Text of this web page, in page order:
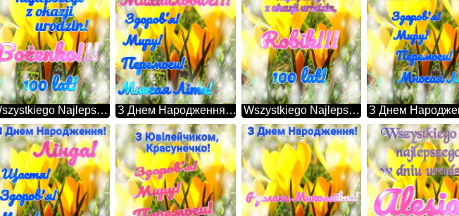
Wszystkiego Najlepszego Z Okazji Urodzin! 100 Lat! Bożenko!!! Квіти золотистого кольору З Днем Народження, Здоров’я! Миру! Перемоги! Многая Літа! Михайлович!!! Квіти золотистого кольору Wszystkiego Najlepszego Z Okazji Urodzin, 100 Lat! Robik!!! Квіти золотистого кольору